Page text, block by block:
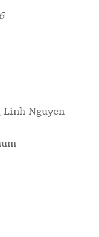
Linh Nguyen